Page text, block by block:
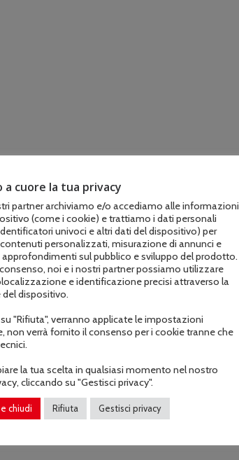
a cuore la tua privacy
partner archiviamo e/o accediamo alle informazioni
(come i cookie) e trattiamo i dati personali
univoci e altri dati del dispositivo) per
personalizzati, misurazione di annunci e
sul pubblico e sviluppo del prodotto.
noi e i nostri partner possiamo utilizzare
e identificazione precisi attraverso la
dispositivo.
"Rifiuta", verranno applicate le impostazioni
non verrà fornito il consenso per i cookie tranne che
la tua scelta in qualsiasi momento nel nostro
cliccando su "Gestisci privacy".
chiudi Rifiuta Gestisci privacy